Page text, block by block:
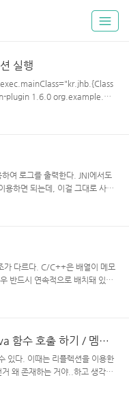
실행
plugin 1.6.0 org.example.ba
하면 된다.
여 로그를 출력한다. JNI에서도
하면 되는데, 이걸 그대로 사용
용한다.#include #define LOG_
가 다르다. C/C++은 배열이 메모
반드시 연속적으로 배치돼 있지
서로 다르기 때문에, C/C++에
함수를 이
열 생성 jintArr..
[Android JNI/NDK] C/C++에서 Java 함수 호출 하기 / 멤버 변수 사용하기
있다. 이때는 리플렉션을 이용한
왜 존재하는 거야..하고 생각했
만하면 변수명/함수명 등의 코